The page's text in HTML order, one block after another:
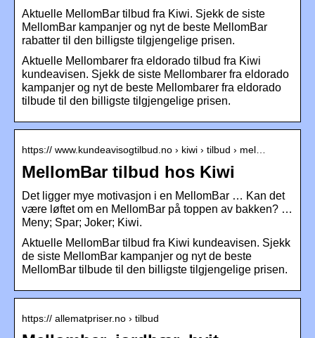
Aktuelle MellomBar tilbud fra Kiwi. Sjekk de siste
MellomBar kampanjer og nyt de beste MellomBar
rabatter til den billigste tilgjengelige prisen.
Aktuelle Mellombarer fra eldorado tilbud fra Kiwi
kundeavisen. Sjekk de siste Mellombarer fra eldorado
kampanjer og nyt de beste Mellombarer fra eldorado
tilbude til den billigste tilgjengelige prisen.
https:// www.kundeavisogtilbud.no › kiwi › tilbud › mel…
MellomBar tilbud hos Kiwi
Det ligger mye motivasjon i en MellomBar … Kan det
være løftet om en MellomBar på toppen av bakken? …
Meny; Spar; Joker; Kiwi.
Aktuelle MellomBar tilbud fra Kiwi kundeavisen. Sjekk
de siste MellomBar kampanjer og nyt de beste
MellomBar tilbude til den billigste tilgjengelige prisen.
https:// allematpriser.no › tilbud